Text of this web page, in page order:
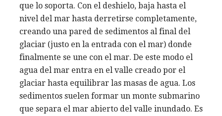
que lo soporta. Con el deshielo, baja hasta el
nivel del mar hasta derretirse completamente,
creando una pared de sedimentos al final del
glaciar (justo en la entrada con el mar) donde
finalmente se une con el mar. De este modo el
agua del mar entra en el valle creado por el
glaciar hasta equilibrar las masas de agua. Los
sedimentos suelen formar un monte submarino
que separa el mar abierto del valle inundado. Es